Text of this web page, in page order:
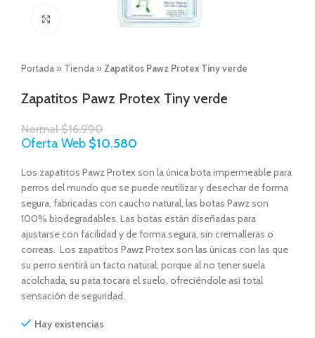
Click to enlarge
Portada » Tienda » Zapatitos Pawz Protex Tiny verde
Zapatitos Pawz Protex Tiny verde
Normal$16.990
Oferta Web $10.580
Los zapatitos Pawz Protex son la única bota impermeable para
perros del mundo que se puede reutilizar y desechar de forma
segura, fabricadas con caucho natural, las botas Pawz son
100% biodegradables. Las botas están diseñadas para
ajustarse con facilidad y de forma segura, sin cremalleras o
correas. Los zapatitos Pawz Protex son las únicas con las que
su perro sentirá un tacto natural, porque al no tener suela
acolchada, su pata tocara el suelo, ofreciéndole así total
sensación de seguridad.
Hay existencias